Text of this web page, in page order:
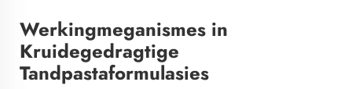
Werkingmeganismes in
Kruidegedragtige
Tandpastaformulasies